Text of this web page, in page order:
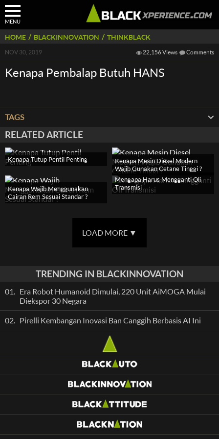
MENU
HOME / BLACKINNOVATION / THINKBLACK
NOV 30, 2019 22,156 Views Comments
Kenapa Pembalap Butuh HANS
TAGS
RELATED ARTICLE
Kenapa Tutup Pentil Penting
Kenapa Mesin Diesel Modern
Wajib Gunakan Cetane Tinggi ?
Kenapa Wajib Menggunakan
Cairan Rem Sesuai Standar ?
Mengapa Harus Mengganti Oli
Transmisi
LOAD MORE ▼
TRENDING IN BLACKINNOVATION
01. Era Robot Humanoid Dimulai, 220 Unit AiMOGA Mulai
Diekspor 30 Negara
02. Pirelli Kembangan Inovasi Ban Canggih Berbasis AI Ini